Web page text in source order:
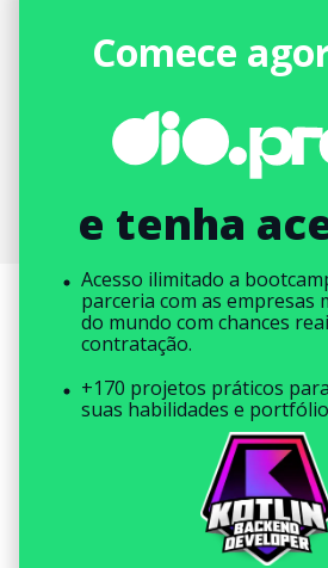
Comece
e tenha
Acesso ilimitado a
parceria com as empresas
do mundo com chances
contratação.
+170 projetos práticos
suas habilidades e